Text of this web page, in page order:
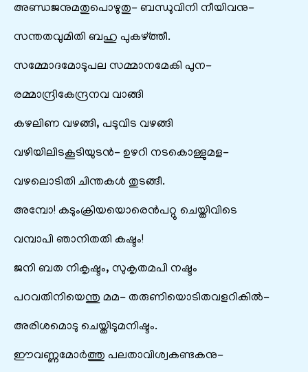
അണ്ഡജനുമതുപൊഴുതു- ബന്ധുവിനി നീയിവനു-
സന്തതവുമിതി ബഹു പുകഴ്ത്തീ.
സമ്മോദമോടുപല സമ്മാനമേകി പുന-
രമ്മാന്ദ്രികേന്ദ്രനവ വാങ്ങി
കഴലിണ വഴങ്ങി, പടുവിട വഴങ്ങി
വഴിയിലിടകൂടിയുടൻ- ഉഴറി നടകൊള്ളുമള-
വഴലൊടിതി ചിന്തകൾ തുടങ്ങീ.
അമ്പോ! കടുംക്രിയയൊരെൻപറ്റു ചെയ്തിവിടെ
വമ്പാപി ഞാനിതതി കഷ്ടം!
ജനി ബത നികൃഷ്ടം, സുകൃതമപി നഷ്ടം
പറവതിനിയെന്തു മമ- തരുണിയൊടിതവളറികിൽ-
അരിശമൊടു ചെയ്തിടുമനിഷ്ടം.
ഈവണ്ണമോർത്തു പലതാവിശ്വകണ്ടകനു-